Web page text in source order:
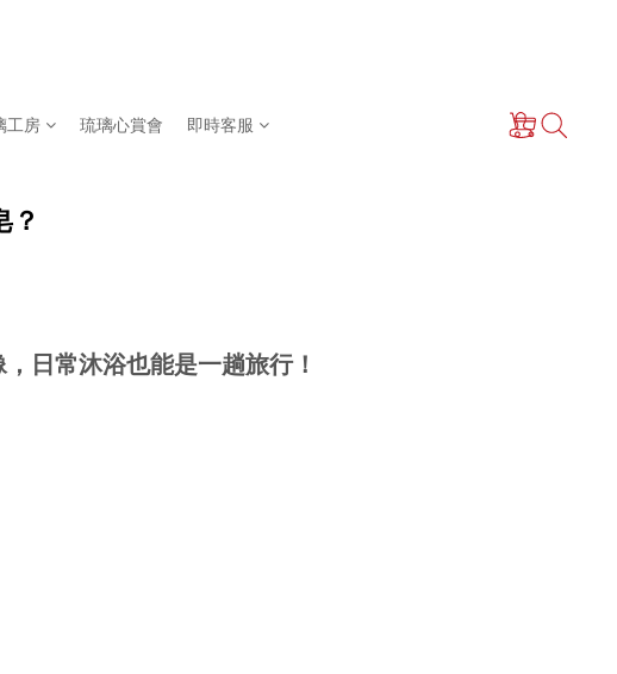
工房 琉璃心賞會 即時客服
？
日常沐浴也能是一趟旅行！